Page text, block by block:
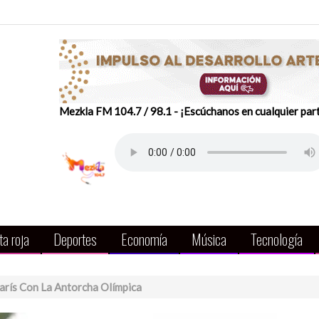
Mezkla FM 104.7 / 98.1 - ¡Escúchanos en cualquier
roja Deportes Economía Música Tecnología
Con La Antorcha Olímpica